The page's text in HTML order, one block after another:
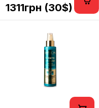
1311грн (30$)